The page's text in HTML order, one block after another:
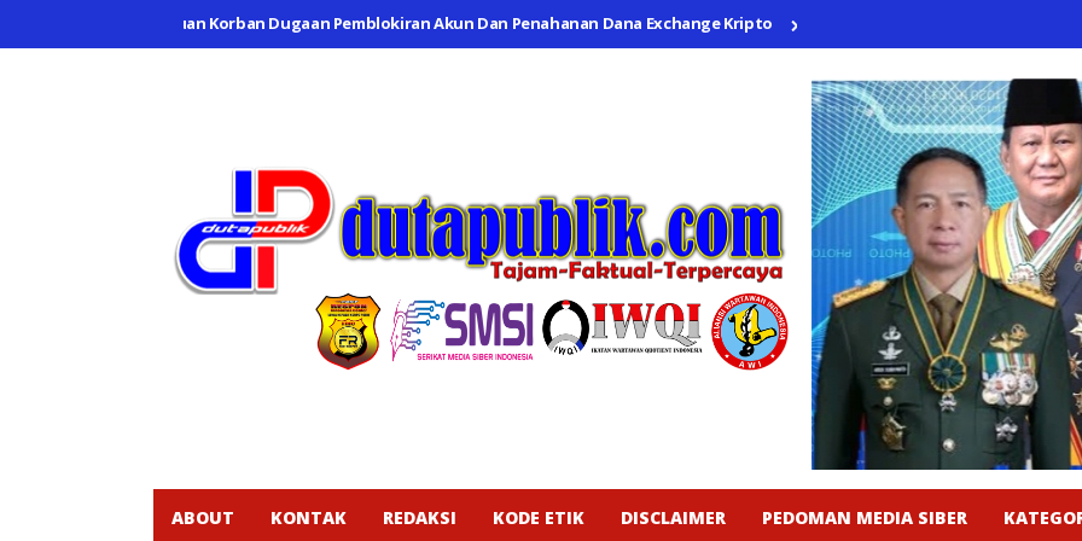
Buka Posko Aduan Korban Dugaan Pemblokiran Akun Dan Penahanan Dana Exchange Kripto Inspiratif! Republik Resik Masjid Ponorogo
ABOUT KONTAK REDAKSI KODE ETIK DISCLAIMER PEDOMAN MEDIA SIBER